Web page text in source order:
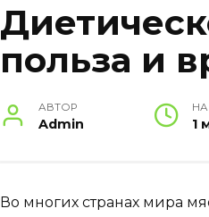
польза и
АВТОР
Admin
НА
1
Во многих странах мира